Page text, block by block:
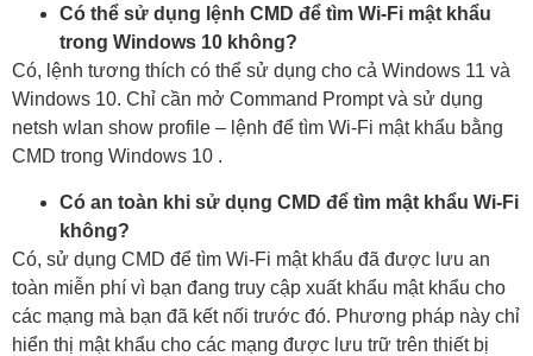
Có thể sử dụng lệnh CMD để tìm Wi-Fi mật khẩu
trong Windows 10 không?
Có, lệnh tương thích có thể sử dụng cho cả Windows 11 và
Windows 10. Chỉ cần mở Command Prompt và sử dụng
netsh wlan show profile – lệnh để tìm Wi-Fi mật khẩu bằng
CMD trong Windows 10 .
Có an toàn khi sử dụng CMD để tìm mật khẩu Wi-Fi
không?
Có, sử dụng CMD để tìm Wi-Fi mật khẩu đã được lưu an
toàn miễn phí vì bạn đang truy cập xuất khẩu mật khẩu cho
các mạng mà bạn đã kết nối trước đó. Phương pháp này chỉ
hiển thị mật khẩu cho các mạng được lưu trữ trên thiết bị